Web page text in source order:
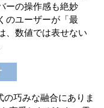
ーの操作感も絶妙
のユーザーが「最
、数値では表せない
巧みな融合にありま